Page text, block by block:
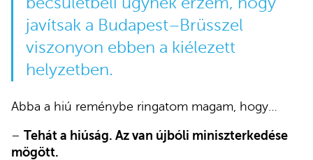
javítsak a Budapest–Brüsszel
viszonyon ebben a kiélezett
helyzetben.
Abba a hiú reménybe ringatom magam, hogy…
– Tehát a hiúság. Az van újbóli miniszterkedése
mögött.